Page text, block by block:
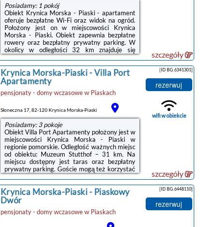
Posiadamy: 1 pokój
Obiekt Krynica Morska - Piaski - apartament
oferuje bezpłatne Wi-Fi oraz widok na ogród.
Położony jest on w miejscowości Krynica
Morska - Piaski. Obiekt zapewnia bezpłatne
rowery oraz bezpłatny prywatny parking. W
okolicy w odległości 32 km znajduje się
Muzeum Stutthof.W domku letniskowym
zapewniono kilka sypialni (2), łazienkę (1),
jadalnię oraz kuchnię z pełnym wyposażeniem.
Do dyspozycji Gości jest także telewizor z
płaskim ekranem z dostępem do kanałów
satelitarnych oraz taras z widokiem na
jezioro.W obiekcie znajduje się sprzęt do
grillowania, a okolica jest popularna ...
szczegóły
Krynica Morska-Piaski-Villa Port
Apartamenty
pensjonaty - domy wczasowew Piaskach
Słoneczna 17, 82-120 Krynica Morska-Piaski
Posiadamy: 3 pokoje
Obiekt Villa Port Apartamenty położony jest w
miejscowości Krynica Morska - Piaski w
regionie pomorskie. Odległość ważnych miejsc
od obiektu: Muzeum Stutthof – 31 km. Na
miejscu dostępny jest taras oraz bezpłatny
prywatny parking. Goście mogą też korzystać
z bezpłatnego WiFi.W obiekcie zapewniono
szafę, prywatną łazienkę, telewizor z płaskim
ekranem, pościel oraz balkon z {views_inst.
Prywatna łazienka wyposażona jest w
prysznic. Wszystkie opcje zakwaterowania
wyposażone są w lodówkę.Lotnisko Lotnisko
Gdańsk-Rębiechowo znajduje się 99 km od
[ID BG.6341301]
rezerwuj
wifi w obiekcie
szczegóły
Krynica Morska-Piaski- Piaskowy
Dwór
pensjonaty - domy wczasowew Piaskach
[ID BG.6448110]
rezerwuj